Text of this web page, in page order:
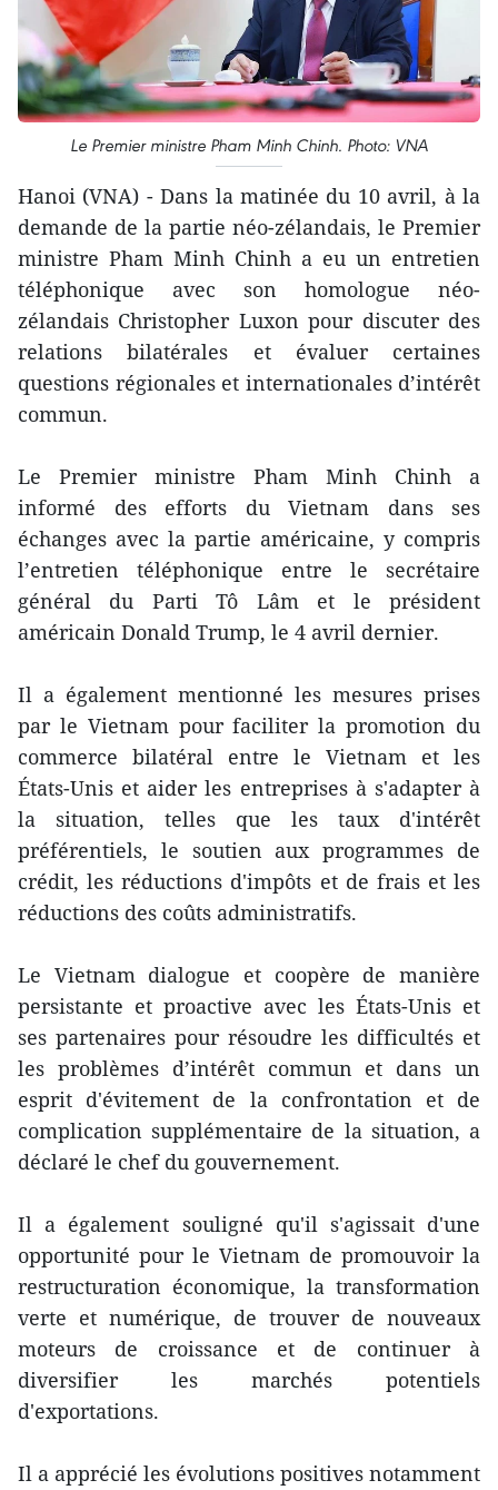
Le Premier ministre Pham Minh Chinh. Photo: VNA
Hanoi (VNA) - Dans la matinée du 10 avril, à la
demande de la partie néo-zélandais, le Premier
ministre Pham Minh Chinh a eu un entretien
téléphonique avec son homologue néo-
zélandais Christopher Luxon pour discuter des
relations bilatérales et évaluer certaines
questions régionales et internationales d’intérêt
commun.
Le Premier ministre Pham Minh Chinh a
informé des efforts du Vietnam dans ses
échanges avec la partie américaine, y compris
l’entretien téléphonique entre le secrétaire
général du Parti Tô Lâm et le président
américain Donald Trump, le 4 avril dernier.
Il a également mentionné les mesures prises
par le Vietnam pour faciliter la promotion du
commerce bilatéral entre le Vietnam et les
États-Unis et aider les entreprises à s'adapter à
la situation, telles que les taux d'intérêt
préférentiels, le soutien aux programmes de
crédit, les réductions d'impôts et de frais et les
réductions des coûts administratifs.
Le Vietnam dialogue et coopère de manière
persistante et proactive avec les États-Unis et
ses partenaires pour résoudre les difficultés et
les problèmes d’intérêt commun et dans un
esprit d'évitement de la confrontation et de
complication supplémentaire de la situation, a
déclaré le chef du gouvernement.
Il a également souligné qu'il s'agissait d'une
opportunité pour le Vietnam de promouvoir la
restructuration économique, la transformation
verte et numérique, de trouver de nouveaux
moteurs de croissance et de continuer à
diversifier les marchés potentiels
d'exportations.
Il a apprécié les évolutions positives notamment